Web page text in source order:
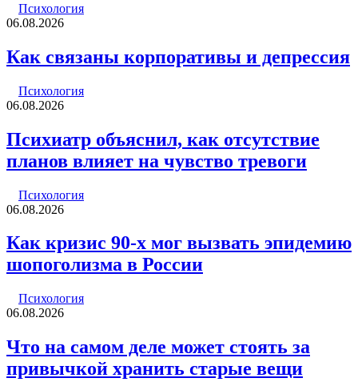
Психология
06.08.2026
Как связаны корпоративы и депрессия
Психология
06.08.2026
Психиатр объяснил, как отсутствие
планов влияет на чувство тревоги
Психология
06.08.2026
Как кризис 90-х мог вызвать эпидемию
шопоголизма в России
Психология
06.08.2026
Что на самом деле может стоять за
привычкой хранить старые вещи